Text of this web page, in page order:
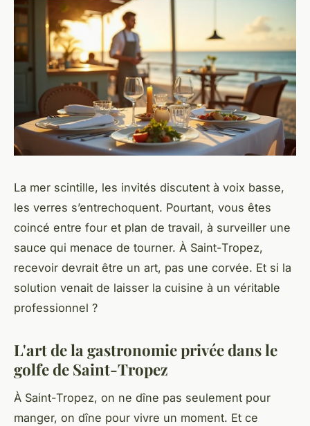
La mer scintille, les invités discutent à voix basse,
les verres s’entrechoquent. Pourtant, vous êtes
coincé entre four et plan de travail, à surveiller une
sauce qui menace de tourner. À Saint-Tropez,
recevoir devrait être un art, pas une corvée. Et si la
solution venait de laisser la cuisine à un véritable
professionnel ?
L'art de la gastronomie privée dans le
golfe de Saint-Tropez
À Saint-Tropez, on ne dîne pas seulement pour
manger, on dîne pour vivre un moment. Et ce